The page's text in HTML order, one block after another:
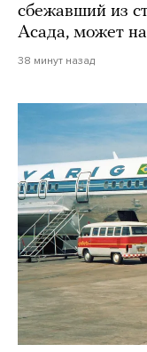
сбежавший из
Асада, может
38 минут назад